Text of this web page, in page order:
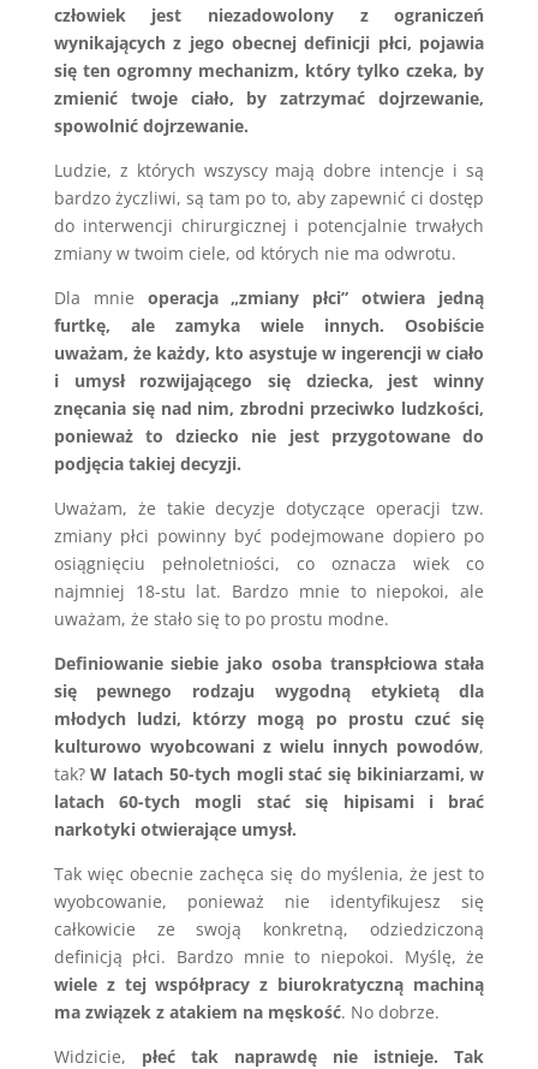
człowiek jest niezadowolony z ograniczeń
wynikających z jego obecnej definicji płci, pojawia
się ten ogromny mechanizm, który tylko czeka, by
zmienić twoje ciało, by zatrzymać dojrzewanie,
spowolnić dojrzewanie.
Ludzie, z których wszyscy mają dobre intencje i są
bardzo życzliwi, są tam po to, aby zapewnić ci dostęp
do interwencji chirurgicznej i potencjalnie trwałych
zmiany w twoim ciele, od których nie ma odwrotu.
Dla mnie operacja „zmiany płci” otwiera jedną
furtkę, ale zamyka wiele innych. Osobiście
uważam, że każdy, kto asystuje w ingerencji w ciało
i umysł rozwijającego się dziecka, jest winny
znęcania się nad nim, zbrodni przeciwko ludzkości,
ponieważ to dziecko nie jest przygotowane do
podjęcia takiej decyzji.
Uważam, że takie decyzje dotyczące operacji tzw.
zmiany płci powinny być podejmowane dopiero po
osiągnięciu pełnoletniości, co oznacza wiek co
najmniej 18-stu lat. Bardzo mnie to niepokoi, ale
uważam, że stało się to po prostu modne.
Definiowanie siebie jako osoba transpłciowa stała
się pewnego rodzaju wygodną etykietą dla
młodych ludzi, którzy mogą po prostu czuć się
kulturowo wyobcowani z wielu innych powodów,
tak?W latach 50-tych mogli stać się bikiniarzami, w
latach 60-tych mogli stać się hipisami i brać
narkotyki otwierające umysł.
Tak więc obecnie zachęca się do myślenia, że jest to
wyobcowanie, ponieważ nie identyfikujesz się
całkowicie ze swoją konkretną, odziedziczoną
definicją płci. Bardzo mnie to niepokoi. Myślę, że
wiele z tej współpracy z biurokratyczną machiną
ma związek z atakiem na męskość. No dobrze.
Widzicie, płeć tak naprawdę nie istnieje. Tak